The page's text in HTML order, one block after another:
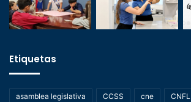
Etiquetas
asamblea legislativa CCSS cne CNFL